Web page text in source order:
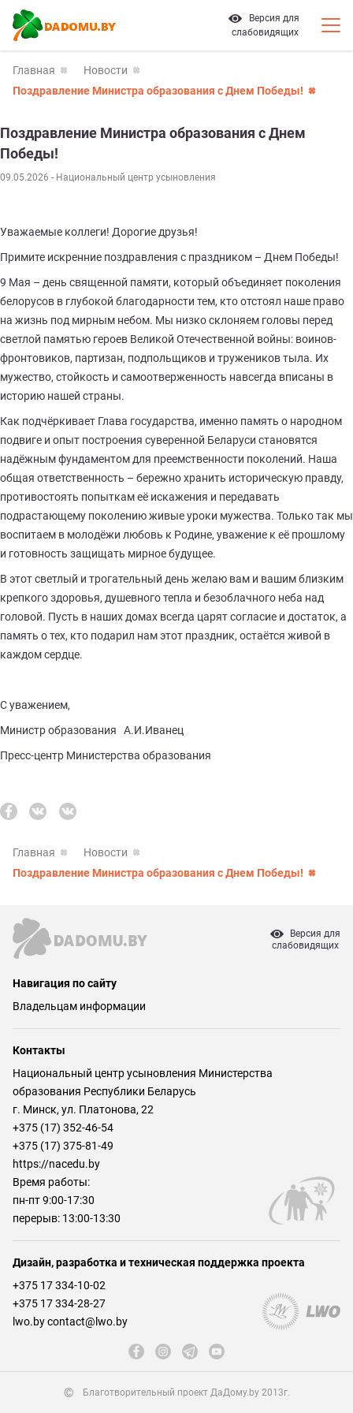
Версия для
слабовидящих
Главная
Новости
Поздравление Министра образования с Днем Победы!
Поздравление Министра образования с Днем
Победы!
09.05.2026 - Национальный центр усыновления
Уважаемые коллеги! Дорогие друзья!
Примите искренние поздравления с праздником – Днем Победы!
9 Мая – день священной памяти, который объединяет поколения
белорусов в глубокой благодарности тем, кто отстоял наше право
на жизнь под мирным небом. Мы низко склоняем головы перед
светлой памятью героев Великой Отечественной войны: воинов-
фронтовиков, партизан, подпольщиков и тружеников тыла. Их
мужество, стойкость и самоотверженность навсегда вписаны в
историю нашей страны.
Как подчёркивает Глава государства, именно память о народном
подвиге и опыт построения суверенной Беларуси становятся
надёжным фундаментом для преемственности поколений. Наша
общая ответственность – бережно хранить историческую правду,
противостоять попыткам её искажения и передавать
подрастающему поколению живые уроки мужества. Только так мы
воспитаем в молодёжи любовь к Родине, уважение к её прошлому
и готовность защищать мирное будущее.
В этот светлый и трогательный день желаю вам и вашим близким
крепкого здоровья, душевного тепла и безоблачного неба над
головой. Пусть в наших домах всегда царят согласие и достаток, а
память о тех, кто подарил нам этот праздник, остаётся живой в
каждом сердце.
С уважением,
Министр образования А.И.Иванец
Пресс-центр Министерства образования
Главная
Новости
Поздравление Министра образования с Днем Победы!
Версия для
слабовидящих
Навигация по сайту
Владельцам информации
Контакты
Национальный центр усыновления Министерства
образования Республики Беларусь
г. Минск, ул. Платонова, 22
+375 (17) 352-46-54
+375 (17) 375-81-49
https://nacedu.by
Время работы:
пн-пт 9:00-17:30
перерыв: 13:00-13:30
Дизайн, разработка и техническая поддержка проекта
+375 17 334-10-02
+375 17 334-28-27
lwo.by contact@lwo.by
© Благотворительный проект ДаДому.by 2013г.